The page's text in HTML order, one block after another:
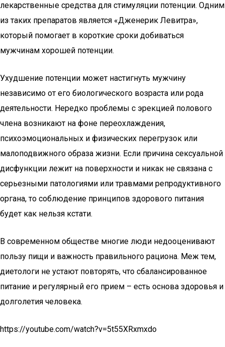
лекарственные средства для стимуляции потенции. Одним
из таких препаратов является «Дженерик Левитра»,
который помогает в короткие сроки добиваться
мужчинам хорошей потенции.
Ухудшение потенции может настигнуть мужчину
независимо от его биологического возраста или рода
деятельности. Нередко проблемы с эрекцией полового
члена возникают на фоне переохлаждения,
психоэмоциональных и физических перегрузок или
малоподвижного образа жизни. Если причина сексуальной
дисфункции лежит на поверхности и никак не связана с
серьезными патологиями или травмами репродуктивного
органа, то соблюдение принципов здорового питания
будет как нельзя кстати.
В современном обществе многие люди недооценивают
пользу пищи и важность правильного рациона. Меж тем,
диетологи не устают повторять, что сбалансированное
питание и регулярный его прием – есть основа здоровья и
долголетия человека.
https://youtube.com/watch?v=5t55XRxmxdo